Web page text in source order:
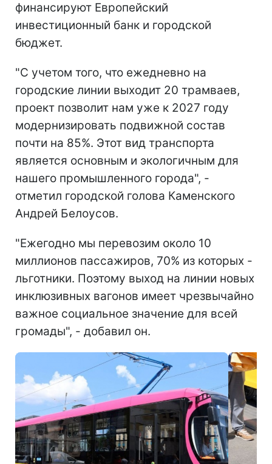
финансируют Европейский
инвестиционный банк и городской
бюджет.
"С учетом того, что ежедневно на
городские линии выходит 20 трамваев,
проект позволит нам уже к 2027 году
модернизировать подвижной состав
почти на 85%. Этот вид транспорта
является основным и экологичным для
нашего промышленного города", -
отметил городской голова Каменского
Андрей Белоусов.
"Ежегодно мы перевозим около 10
миллионов пассажиров, 70% из которых -
льготники. Поэтому выход на линии новых
инклюзивных вагонов имеет чрезвычайно
важное социальное значение для всей
громады", - добавил он.